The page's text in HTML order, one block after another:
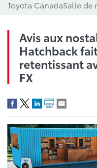
Toyota CanadaSalle de
Avis aux
Hatchback
retentissant
FX